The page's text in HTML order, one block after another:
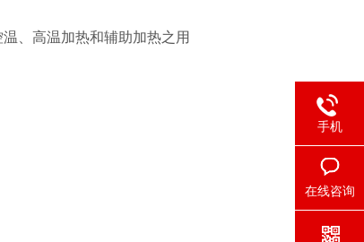
、高温加热和辅助加热之用
手机
在线咨询